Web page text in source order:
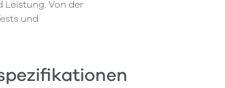
Von der
und